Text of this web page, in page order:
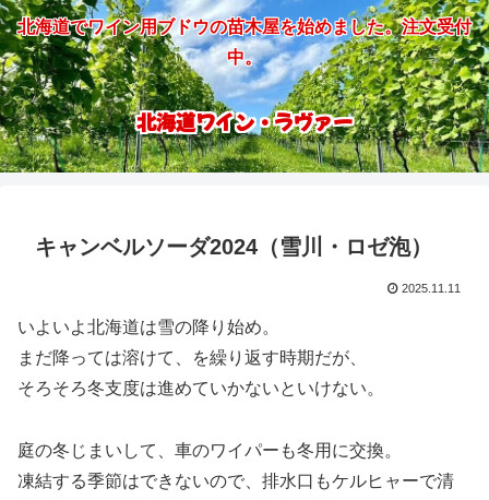
北海道でワイン用ブドウの苗木屋を始めました。注文受付
中。
北海道ワイン・ラヴァー
キャンベルソーダ2024（雪川・ロゼ泡）
2025.11.11
いよいよ北海道は雪の降り始め。
まだ降っては溶けて、を繰り返す時期だが、
そろそろ冬支度は進めていかないといけない。
庭の冬じまいして、車のワイパーも冬用に交換。
凍結する季節はできないので、排水口もケルヒャーで清